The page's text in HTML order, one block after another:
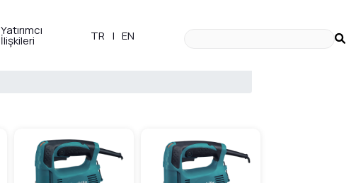
Yatırımcı
İlişkileri TR | EN